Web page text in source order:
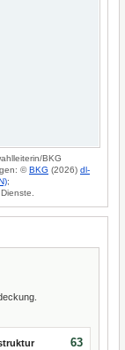
BKG
©BKG (2026) dl-
;
63